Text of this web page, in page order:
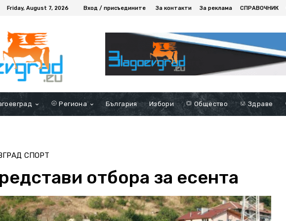
Friday, August 7, 2026 Вход / присъедините За контакти За реклама СПРАВОЧНИК
Региона България Избори Общество Здраве
СПОРТ
отбора за есента